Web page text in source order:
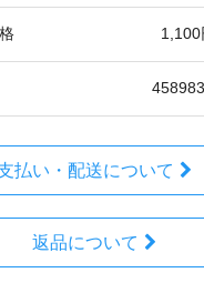
1,100
払い・配送について
返品について